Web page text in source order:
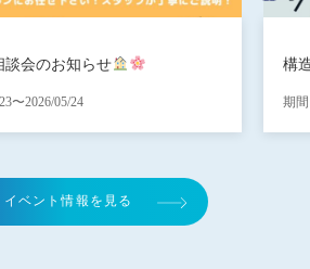
談会のお知らせ
〜2026/05/24
構
期間
イベント情報を見る